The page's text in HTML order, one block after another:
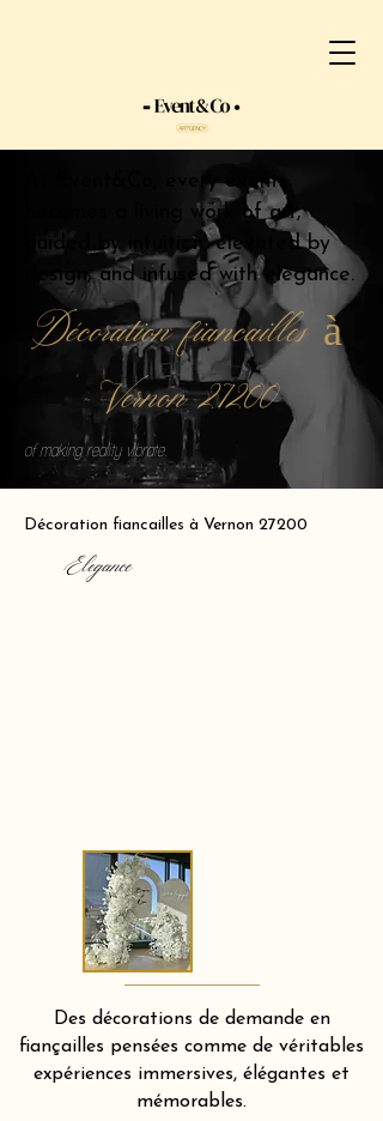
At Event&Co, every event
becomes a living work of art,
guided by intuition, elevated by
design, and infused with elegance.
Décoration fiancailles à
Vernon 27200
of making reality vibrate.
Décoration fiancailles à Vernon 27200
Elegance
Des décorations de demande en
fiançailles pensées comme de véritables
expériences immersives, élégantes et
mémorables.